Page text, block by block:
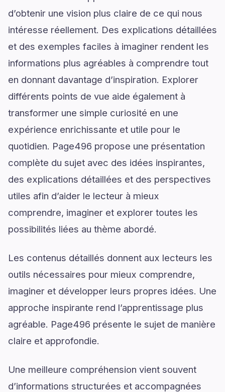
d’obtenir une vision plus claire de ce qui nous
intéresse réellement. Des explications détaillées
et des exemples faciles à imaginer rendent les
informations plus agréables à comprendre tout
en donnant davantage d’inspiration. Explorer
différents points de vue aide également à
transformer une simple curiosité en une
expérience enrichissante et utile pour le
quotidien. Page496 propose une présentation
complète du sujet avec des idées inspirantes,
des explications détaillées et des perspectives
utiles afin d’aider le lecteur à mieux
comprendre, imaginer et explorer toutes les
possibilités liées au thème abordé.
Les contenus détaillés donnent aux lecteurs les
outils nécessaires pour mieux comprendre,
imaginer et développer leurs propres idées. Une
approche inspirante rend l’apprentissage plus
agréable. Page496 présente le sujet de manière
claire et approfondie.
Une meilleure compréhension vient souvent
d’informations structurées et accompagnées